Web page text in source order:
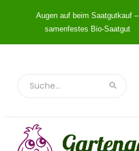
Augen auf beim Saatgutkauf –
samenfestes Bio-Saatgut